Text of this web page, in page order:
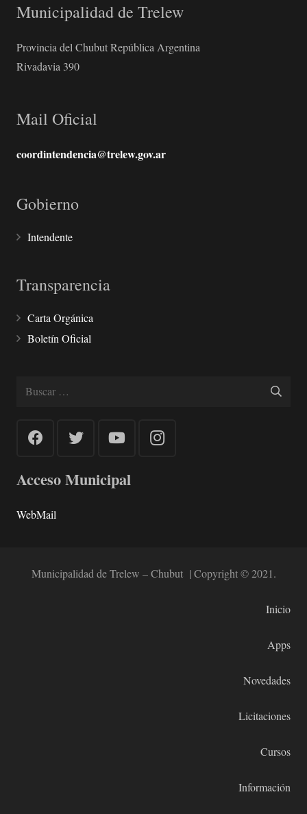
Municipalidad de Trelew
Provincia del Chubut República Argentina
Rivadavia 390
Mail Oficial
coordintendencia@trelew.gov.ar
Gobierno
Intendente
Transparencia
Carta Orgánica
Boletín Oficial
Buscar:
Acceso Municipal
WebMail
Municipalidad de Trelew – Chubut | Copyright © 2021.
Inicio
Apps
Novedades
Licitaciones
Cursos
Información